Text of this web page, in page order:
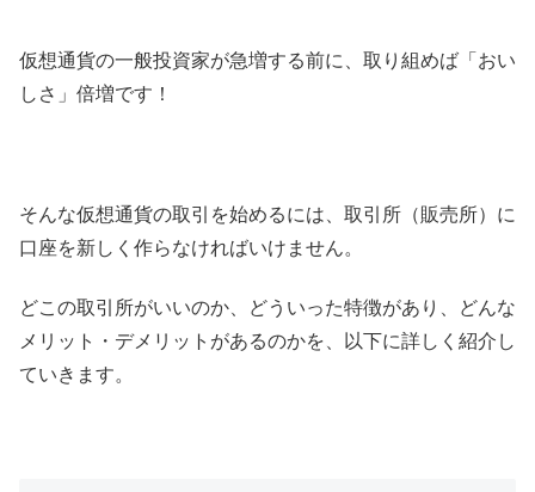
仮想通貨の一般投資家が急増する前に、取り組めば「おい
しさ」倍増です！
そんな仮想通貨の取引を始めるには、取引所（販売所）に
口座を新しく作らなければいけません。
どこの取引所がいいのか、どういった特徴があり、どんな
メリット・デメリットがあるのかを、以下に詳しく紹介し
ていきます。